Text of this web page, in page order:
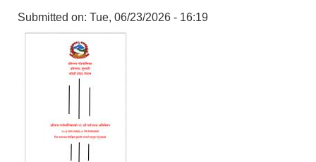
Submitted on: Tue, 06/23/2026 - 16:19